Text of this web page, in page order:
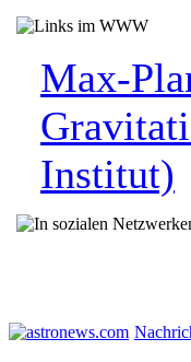
Max-
Institut)